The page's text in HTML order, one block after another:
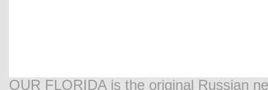
OUR FLORIDA is the original Russian